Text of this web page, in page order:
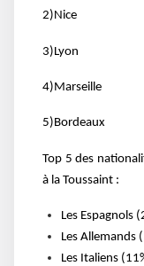
2)Nice
3)Lyon
4)Marseille
5)Bordeaux
Top 5 des
à la Toussaint :
Les Espagnols
Les Allemands
Les Italiens